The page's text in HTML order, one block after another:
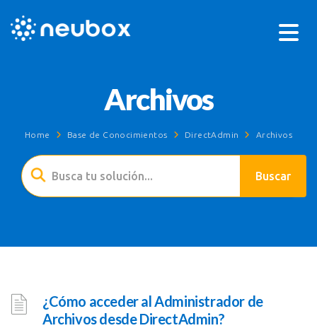
Archivos
Home Base de Conocimientos DirectAdmin Archivos
¿Cómo acceder al Administrador de
Archivos desde DirectAdmin?